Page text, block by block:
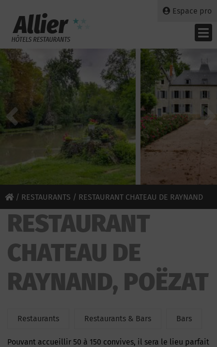
Espace pro
/ RESTAURANTS / RESTAURANT CHATEAU DE RAYNAND
RESTAURANT
CHATEAU DE
RAYNAND, POËZAT
Restaurants Restaurants & Bars Bars
Pouvant accueillir 50 à 150 convives, il sera le lieu parfait